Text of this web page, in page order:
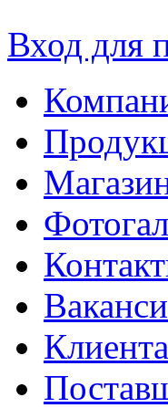
Вход для